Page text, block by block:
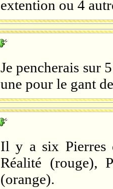
extention ou 4
Je pencherais sur
une pour le gant
Il y a six Pierres
Réalité (rouge),
(orange).